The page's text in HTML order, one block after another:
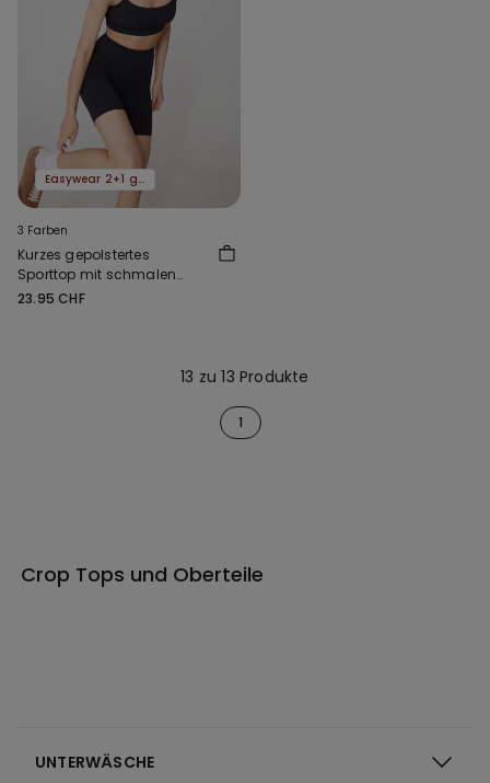
Easywear 2+1 gratis
3 Farben
Kurzes gepolstertes
Sporttop mit schmalen
Trägern
23.95 CHF
13 zu 13 Produkte
1
Crop Tops und Oberteile
UNTERWÄSCHE